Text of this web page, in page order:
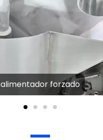
alimentador forzado